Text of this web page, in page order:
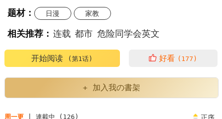
题材： 日漫 家教
相关推荐： 连载 都市 危险同学会英文
危险同学会穷途末路 危险同学会简介
危险同学会解说
开始阅读 (第1话) 好看 (177)
+ 加入我の書架
周一更| 連載中 (126)